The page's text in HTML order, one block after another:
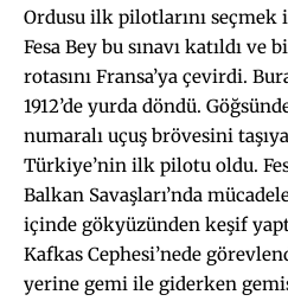
Ordusu ilk pilotlarını seçmek
Fesa Bey bu sınavı katıldı
rotasını Fransa’ya çevirdi.
1912’de yurda döndü.
numaralı uçuş brövesini
Türkiye’nin ilk pilotu oldu.
Balkan Savaşları’nda
içinde gökyüzünden keşif
Kafkas Cephesi’nede
yerine gemi ile giderken